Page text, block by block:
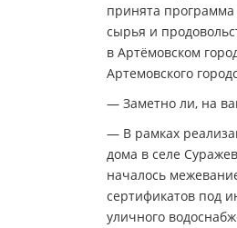
принята программа
сырья и
в Артёмовском
Артемовского
— Заметно ли, на
— В рамках
дома в селе
началось
сертификатов под
уличного